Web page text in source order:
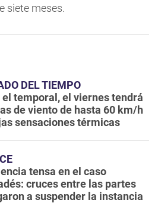
siete meses.
DEL TIEMPO
el temporal, el viernes tendrá
de viento de hasta 60 km/h
sensaciones térmicas
tensa en el caso
cruces entre las partes
a suspender la instancia